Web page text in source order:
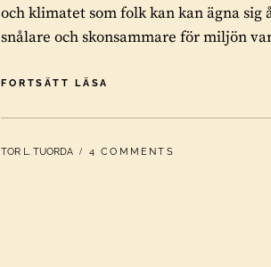
och klimatet som folk kan kan ägna
snålare och skonsammare för miljön
FORTSÄTT LÄSA
ENKLA
BY
TOR L. TUORDA 4 COMMENTS